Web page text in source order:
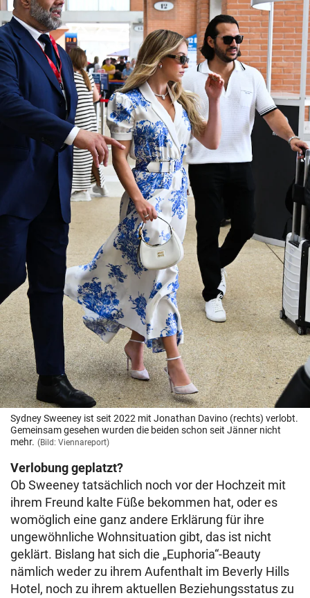
Sydney Sweeney ist seit 2022 mit Jonathan Davino (rechts) verlobt.
Gemeinsam gesehen wurden die beiden schon seit Jänner nicht
mehr. (Bild: Viennareport)
Verlobung geplatzt?
Ob Sweeney tatsächlich noch vor der Hochzeit mit
ihrem Freund kalte Füße bekommen hat, oder es
womöglich eine ganz andere Erklärung für ihre
ungewöhnliche Wohnsituation gibt, das ist nicht
geklärt. Bislang hat sich die „Euphoria“-Beauty
nämlich weder zu ihrem Aufenthalt im Beverly Hills
Hotel, noch zu ihrem aktuellen Beziehungsstatus zu